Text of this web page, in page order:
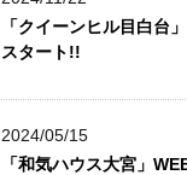
「クイーンヒル目白台
スタート!!
2024/05/15
「和気ハウス大宮」